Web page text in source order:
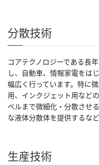
分散技術
コアテクノロジーである長
し、自動車、情報家電をは
幅広く行っています。特に
用、インクジェット用など
ベルまで微細化・分散させ
な液体分散体を提供するな
生産技術